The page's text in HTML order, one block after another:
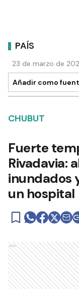
PAÍS
23 de marzo de
Añadir como
CHUBUT
Fuerte
Rivadavia:
inundados
un hospital
Ads